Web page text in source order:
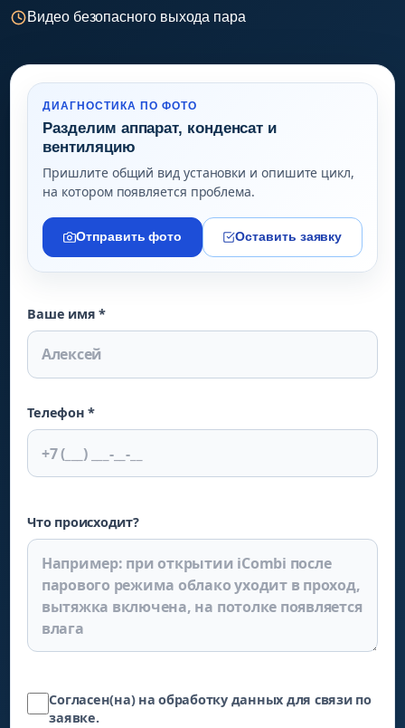
Видео безопасного выхода пара
ДИАГНОСТИКА ПО ФОТО
Разделим аппарат, конденсат и
вентиляцию
Пришлите общий вид установки и опишите цикл,
на котором появляется проблема.
Отправить фото Оставить заявку
Ваше имя *
Телефон *
Что происходит?
Согласен(на) на обработку данных для связи по
заявке.